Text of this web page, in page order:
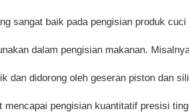
sangat baik pada pengisian produk
dalam pengisian makanan.
dan didorong oleh geseran piston dan
mencapai pengisian kuantitatif presisi